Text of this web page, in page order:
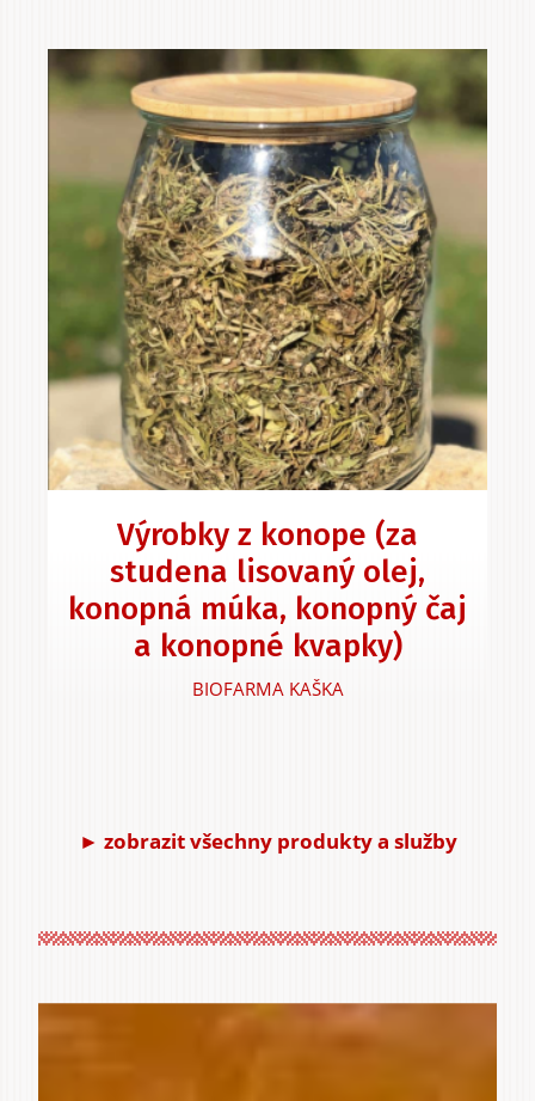
Výrobky z konope (za
studena lisovaný olej,
konopná múka, konopný čaj
a konopné kvapky)
BIOFARMA KAŠKA
► zobrazit všechny produkty a služby